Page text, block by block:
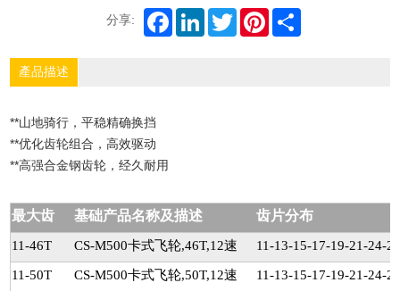
分享:
產品描述
**山地骑行，平稳精确换挡
**优化齿轮组合，高效驱动
**高强合金钢齿轮，经久耐用
最大齿 基础产品名称及描述 齿片分布
11-46T CS-M500卡式飞轮,46T,12速 11-13-15-17-19-21-24-
11-50T CS-M500卡式飞轮,50T,12速 11-13-15-17-19-21-24-